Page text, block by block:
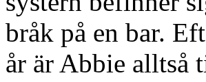
bråk på en bar.
år är Abbie alltså